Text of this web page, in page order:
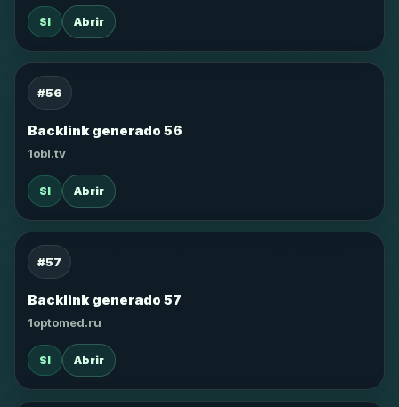
SI Abrir
#56
Backlink generado 56
1obl.tv
SI Abrir
#57
Backlink generado 57
1optomed.ru
SI Abrir